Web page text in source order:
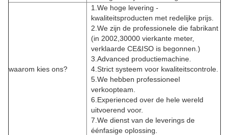
waarom kies ons?
1.We hoge levering -
kwaliteitsproducten met redelijke prijs.
2.We zijn de professionele die fabrikant
(in 2002,30000 vierkante meter,
verklaarde CE&ISO is begonnen.)
3.Advanced productiemachine.
4.Strict systeem voor kwaliteitscontrole.
5.We hebben professioneel
verkoopteam.
6.Experienced over de hele wereld
uitvoerend voor.
7.We dienst van de leverings de
éénfasige oplossing.